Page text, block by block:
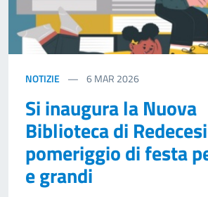
NOTIZIE 6MAR 2026
Si inaugura la Nuova
Biblioteca di
pomeriggio di festa
e grandi